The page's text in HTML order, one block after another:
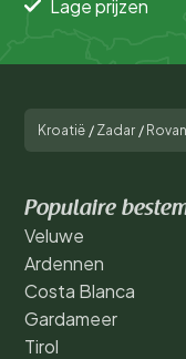
Lage prijzen
Kroatië / Zadar /
Populaire
Veluwe
Ardennen
Costa Blanca
Gardameer
Tirol